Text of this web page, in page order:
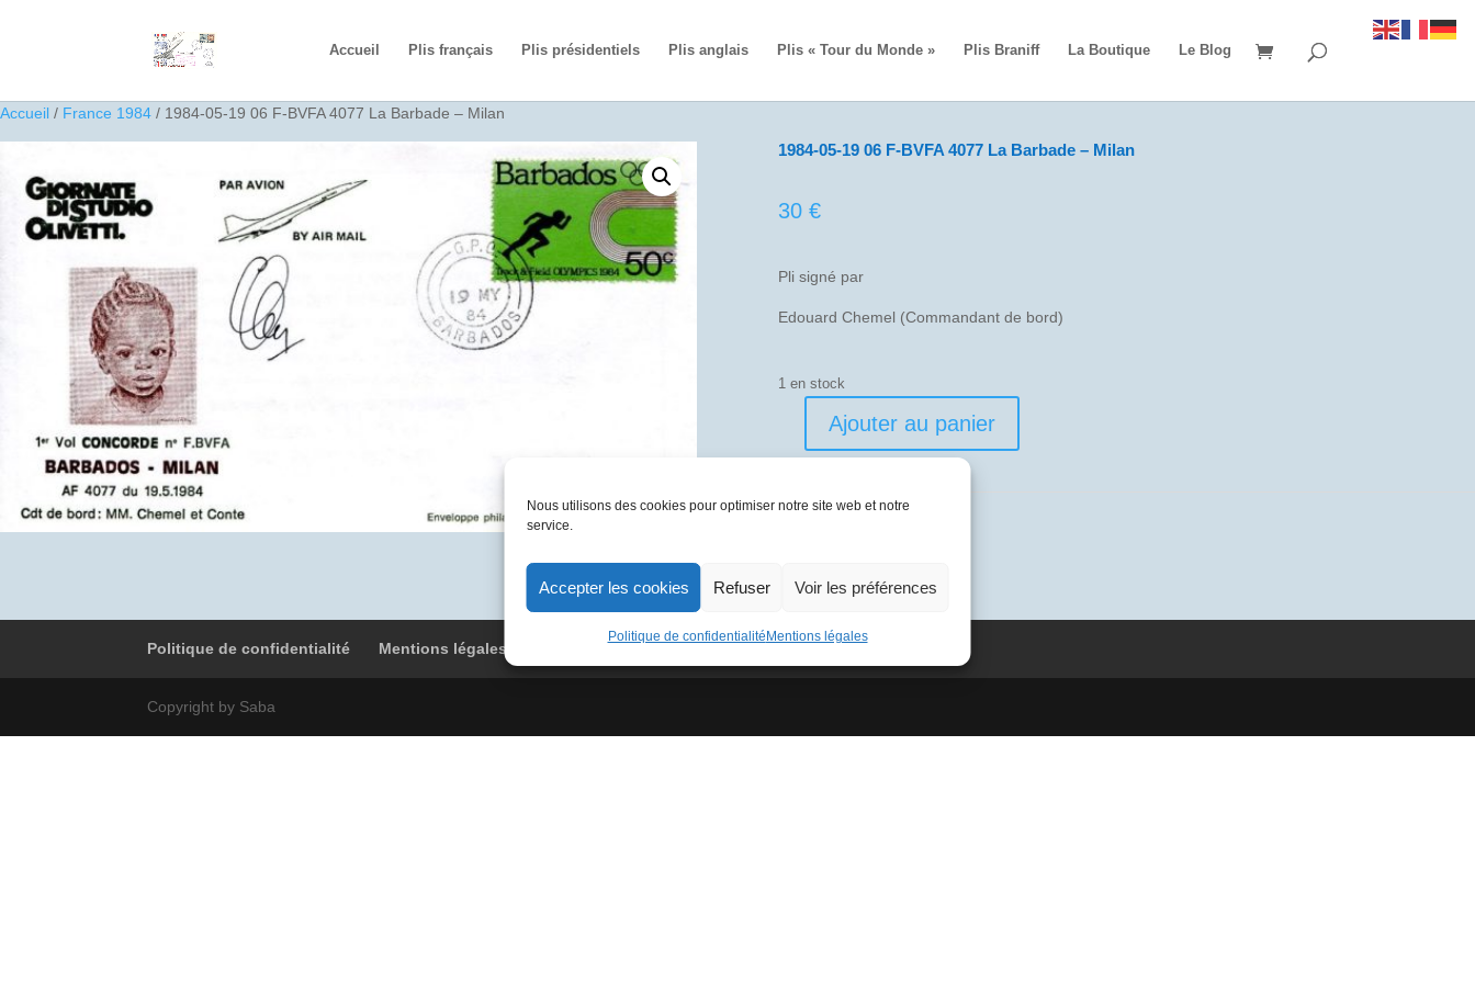
Nous utilisons des cookies pour optimiser notre site web et notre
service.
Accepter les cookies Refuser Voir les préférences
Politique de confidentialité Mentions légales
Accueil Plis français Plis présidentiels Plis anglais Plis « Tour du Monde » Plis Braniff La Boutique Le Blog
Accueil / France 1984 / 1984-05-19 06 F-BVFA 4077 La Barbade – Milan
1984-05-19 06 F-BVFA 4077 La Barbade – Milan
30 €
Pli signé par
Edouard Chemel (Commandant de bord)
1 en stock
quantité
de
05-
4077
Milan
Ajouter au panier
Catégorie :France 1984
Politique de confidentialité Mentions légales Conditions Générales de Vente
Copyright by Saba